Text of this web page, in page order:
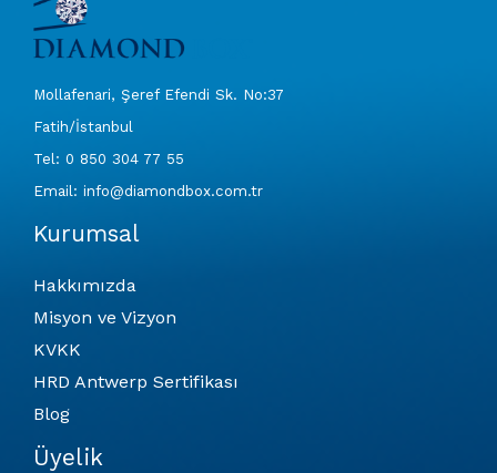
Mollafenari, Şeref Efendi Sk. No:37
Fatih/İstanbul
Tel: 0 850 304 77 55
Email: info@diamondbox.com.tr
Kurumsal
Hakkımızda
Misyon ve Vizyon
KVKK
HRD Antwerp Sertifikası
Blog
Üyelik